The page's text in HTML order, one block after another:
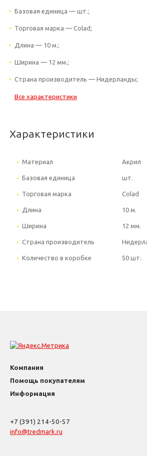
Базовая единица — шт.;
Торговая марка — Colad;
Длина — 10 м.;
Ширина — 12 мм.;
Страна производитель — Нидерланды;
Все характеристики
Характеристики
Материал Акрил
Базовая единица шт.
Торговая марка Colad
Длина 10 м.
Ширина 12 мм.
Страна производитель
Количество в коробке 50 шт.
Компания
Помощь покупателям
Информация
+7 (391) 214-50-57
info@tredmark.ru